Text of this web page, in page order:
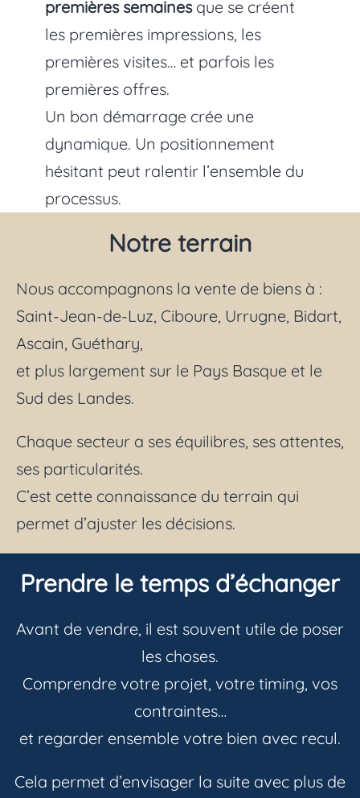
premières semainesque se créent
les premières impressions, les
premières visites… et parfois les
premières offres.
Un bon démarrage crée une
dynamique. Un positionnement
hésitant peut ralentir l’ensemble du
processus.
Notre terrain
Nous accompagnons la vente de biens à :
Saint-Jean-de-Luz, Ciboure, Urrugne, Bidart,
Ascain, Guéthary,
et plus largement sur le Pays Basque et le
Sud des Landes.
Chaque secteur a ses équilibres, ses attentes,
ses particularités.
C’est cette connaissance du terrain qui
permet d’ajuster les décisions.
Prendre le temps d’échanger
Avant de vendre, il est souvent utile de poser
les choses.
Comprendre votre projet, votre timing, vos
contraintes…
et regarder ensemble votre bien avec recul.
Cela permet d’envisager la suite avec plus de